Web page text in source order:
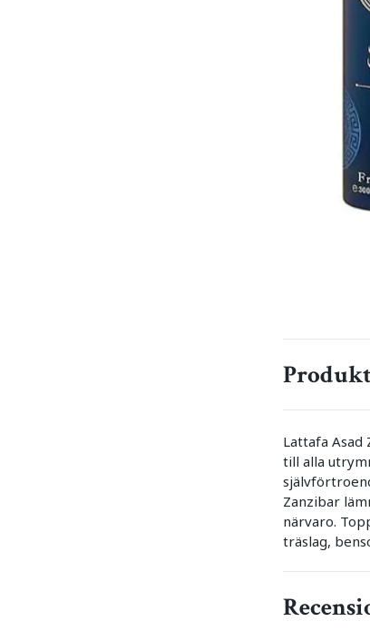
Lattafa
till alla
Zanzibar
närvaro.
träslag,